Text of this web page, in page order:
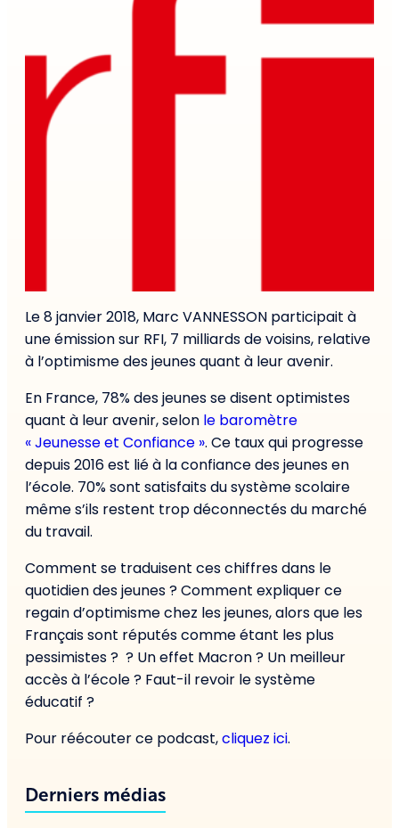
Le 8 janvier 2018, Marc VANNESSON participait à
une émission sur RFI, 7 milliards de voisins, relative
à l’optimisme des jeunes quant à leur avenir.
En France, 78% des jeunes se disent optimistes
quant à leur avenir, selon le baromètre
« Jeunesse et Confiance ». Ce taux qui progresse
depuis 2016 est lié à la confiance des jeunes en
l’école. 70% sont satisfaits du système scolaire
même s’ils restent trop déconnectés du marché
du travail.
Comment se traduisent ces chiffres dans le
quotidien des jeunes ? Comment expliquer ce
regain d’optimisme chez les jeunes, alors que les
Français sont réputés comme étant les plus
pessimistes ? ? Un effet Macron ? Un meilleur
accès à l’école ? Faut-il revoir le système
éducatif ?
Pour réécouter ce podcast,cliquez ici.
Derniers médias